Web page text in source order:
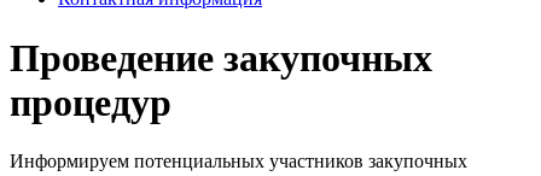
Проведение закупочных
процедур
Информируем потенциальных участников закупочных